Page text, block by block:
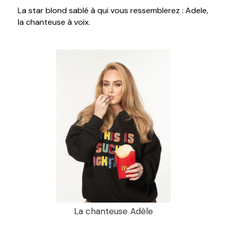
La star blond sablé à qui vous ressemblerez : Adele,
la chanteuse à voix.
La chanteuse Adèle